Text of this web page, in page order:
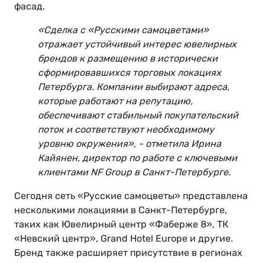
фасад.
«Сделка с «Русскими самоцветами»
отражает устойчивый интерес ювелирных
брендов к размещению в исторически
сформировавшихся торговых локациях
Петербурга. Компании выбирают адреса,
которые работают на репутацию,
обеспечивают стабильный покупательский
поток и соответствуют необходимому
уровню окружения», - отметила Ирина
Кайянен, директор по работе с ключевыми
клиентами NF Group в Санкт-Петербурге.
Сегодня сеть «Русские самоцветы» представлена
несколькими локациями в Санкт-Петербурге,
таких как Ювелирный центр «Фаберже 8», ТК
«Невский центр», Grand Hotel Europe и другие.
Бренд также расширяет присутствие в регионах